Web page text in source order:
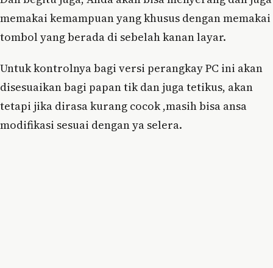
memakai kemampuan yang khusus dengan memakai
tombol yang berada di sebelah kanan layar.
Untuk kontrolnya bagi versi perangkay PC ini akan
disesuaikan bagi papan tik dan juga tetikus, akan
tetapi jika dirasa kurang cocok ,masih bisa ansa
modifikasi sesuai dengan ya selera.